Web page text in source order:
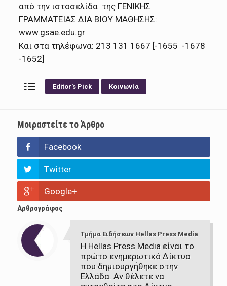
από την ιστοσελίδα της ΓΕΝΙΚΗΣ
ΓΡΑΜΜΑΤΕΙΑΣ ΔΙΑ ΒΙΟΥ ΜΑΘΗΣΗΣ:
www.gsae.edu.gr
Και στα τηλέφωνα: 213 131 1667 [-1655 -1678
-1652]
Editor's Pick Κοινωνία
Μοιραστείτε το Άρθρο
Facebook
Twitter
Google+
Αρθρογράφος
Τμήμα Ειδήσεων Hellas Press Media
Η Hellas Press Media είναι το
πρώτο ενημερωτικό Δίκτυο
που δημιουργήθηκε στην
Ελλάδα. Αν θέλετε να